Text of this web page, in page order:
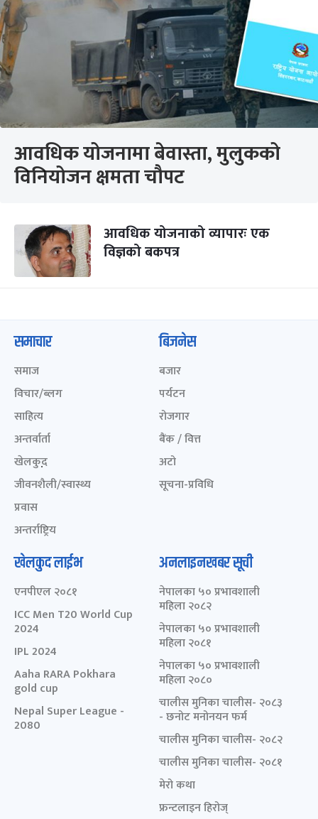
आवधिक योजनामा बेवास्ता, मुलुकको
विनियोजन क्षमता चौपट
आवधिक योजनाको व्यापारः एक
विज्ञको बकपत्र
समाचार
समाज
विचार/ब्लग
साहित्य
अन्तर्वार्ता
खेलकुद़़
जीवनशैली/स्वास्थ्य
प्रवास
अन्तर्राष्ट्रिय
बिजनेस
बजार
पर्यटन
रोजगार
बैंक / वित्त
अटो
सूचना-प्रविधि
खेलकुद लाईभ
एनपीएल २०८१
ICC Men T20 World Cup
2024
IPL 2024
Aaha RARA Pokhara
gold cup
Nepal Super League -
2080
अनलाइनखबर सूची
नेपालका ५० प्रभावशाली
महिला २०८२
नेपालका ५० प्रभावशाली
महिला २०८१
नेपालका ५० प्रभावशाली
महिला २०८०
चालीस मुनिका चालीस- २०८३
- छनोट मनोनयन फर्म
चालीस मुनिका चालीस- २०८२
चालीस मुनिका चालीस- २०८१
मेरो कथा
फ्रन्टलाइन हिरोज्